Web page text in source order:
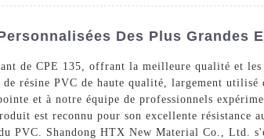
Des Plus Grandes
de CPE 135, offrant la meilleure qualité et les
résine PVC de haute qualité, largement
et à notre équipe de professionnels
est reconnu pour son excellente résistance
PVC. Shandong HTX New Material Co., Ltd.